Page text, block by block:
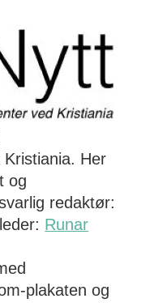
Her
og
redaktør:
Runar
plakaten og